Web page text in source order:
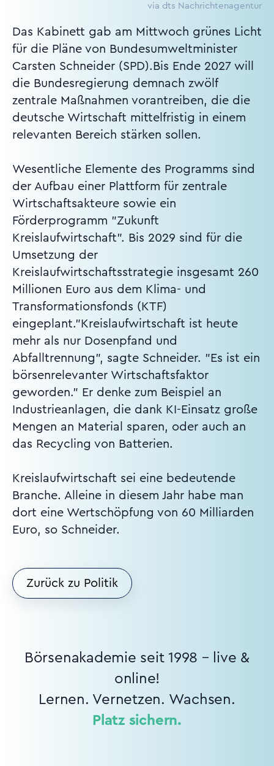
via dts Nachrichtenagentur
Das Kabinett gab am Mittwoch grünes Licht
für die Pläne von Bundesumweltminister
Carsten Schneider (SPD).Bis Ende 2027 will
die Bundesregierung demnach zwölf
zentrale Maßnahmen vorantreiben, die die
deutsche Wirtschaft mittelfristig in einem
relevanten Bereich stärken sollen.
Wesentliche Elemente des Programms sind
der Aufbau einer Plattform für zentrale
Wirtschaftsakteure sowie ein
Förderprogramm "Zukunft
Kreislaufwirtschaft". Bis 2029 sind für die
Umsetzung der
Kreislaufwirtschaftsstrategie insgesamt 260
Millionen Euro aus dem Klima- und
Transformationsfonds (KTF)
eingeplant."Kreislaufwirtschaft ist heute
mehr als nur Dosenpfand und
Abfalltrennung", sagte Schneider. "Es ist ein
börsenrelevanter Wirtschaftsfaktor
geworden." Er denke zum Beispiel an
Industrieanlagen, die dank KI-Einsatz große
Mengen an Material sparen, oder auch an
das Recycling von Batterien.
Kreislaufwirtschaft sei eine bedeutende
Branche. Alleine in diesem Jahr habe man
dort eine Wertschöpfung von 60 Milliarden
Euro, so Schneider.
Zurück zu Politik
Börsenakademie seit 1998 – live &
online!
Lernen. Vernetzen. Wachsen.
Platz sichern.